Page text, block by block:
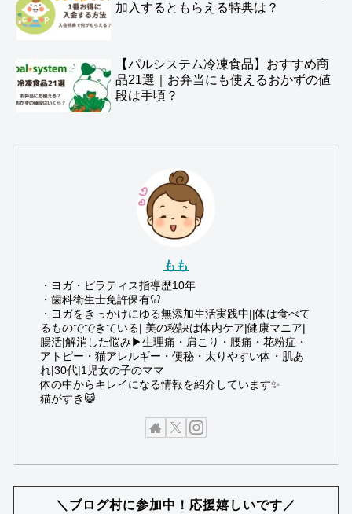
加入するともらえる特典は？
【パルシステム冷凍食品】おすすめ商
品21選｜お弁当にも使えるおかずの値
段は手頃？
もも
・ヨガ・ピラティス指導歴10年
・歯科衛生士免許保有🦷
・ヨガをきっかけにゆる無添加生活実践中||体は食べて
るものでできている| 美の秘訣は体内ケア|健康マニア|
腸活|解消した悩み▶︎生理痛・肩こり・腰痛・花粉症・
アトピー・猫アレルギー・便秘・太りやすい体・肌あ
れ|30代|1児女の子のママ
体の中からキレイになる情報を紹介しています✨
猫がすき😺
＼ブログ村に参加中！応援嬉しいです／